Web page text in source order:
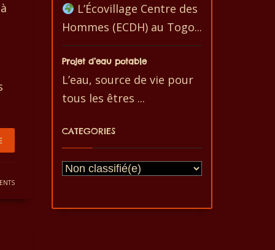
L’Écovillage Centre des
Hommes (ECDH) au Togo...
Projet d’eau potable
L’eau, source de vie pour
tous les êtres ...
CATEGORIES